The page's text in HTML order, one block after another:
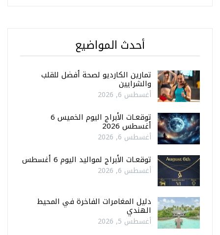
أحدث المواضيع
تمارين الكارديو لصحة أفضل للقلب
والشرايين
أغسطس 6, 2026
توقعـات الأبراج اليوم الخميس 6
أغسطس 2026
أغسطس 6, 2026
توقعـات الأبراج لمواليد اليوم 6 أغسطس
أغسطس 6, 2026
دليل المغامرات الفاخرة في المحيط
الهندي
أغسطس 5, 2026